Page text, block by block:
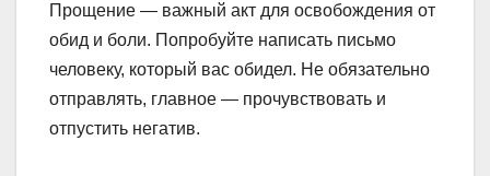
Прощение — важный акт для освобождения от
обид и боли. Попробуйте написать письмо
человеку, который вас обидел. Не обязательно
отправлять, главное — прочувствовать и
отпустить негатив.